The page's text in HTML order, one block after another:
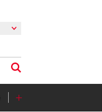
+